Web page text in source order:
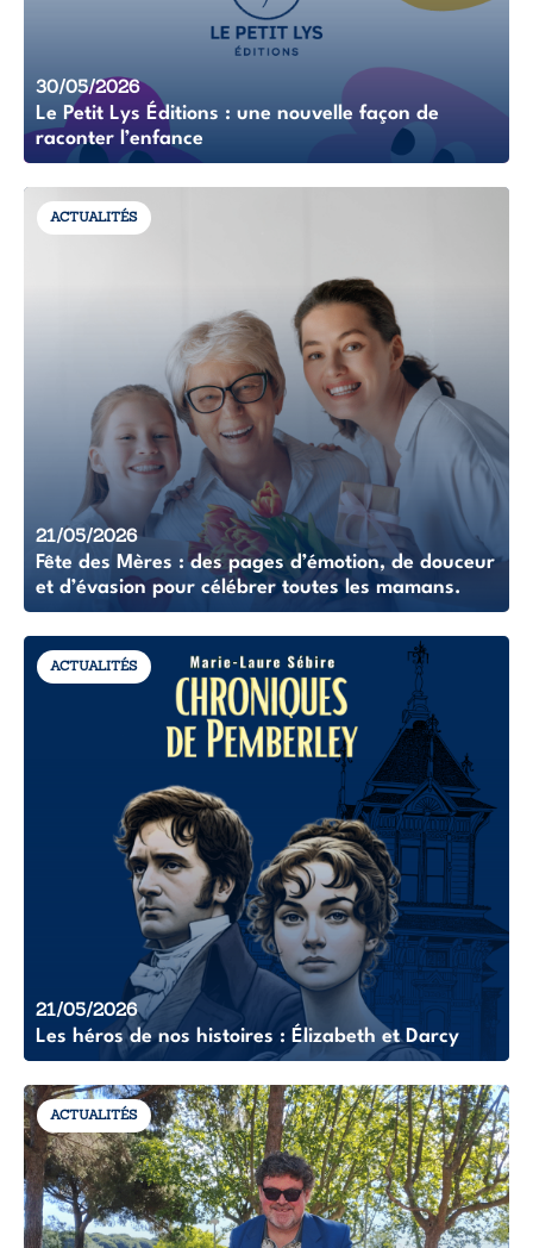
30/05/2026
Le Petit Lys Éditions : une nouvelle façon de
raconter l’enfance
ACTUALITÉS
21/05/2026
Fête des Mères : des pages d’émotion, de douceur
et d’évasion pour célébrer toutes les mamans.
ACTUALITÉS
21/05/2026
Les héros de nos histoires : Élizabeth et Darcy
ACTUALITÉS